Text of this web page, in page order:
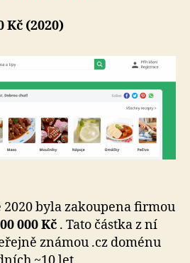
Kč (2020)
2020 byla zakoupena firmou
000 Kč . Tato částka z ní
známou .cz doménu